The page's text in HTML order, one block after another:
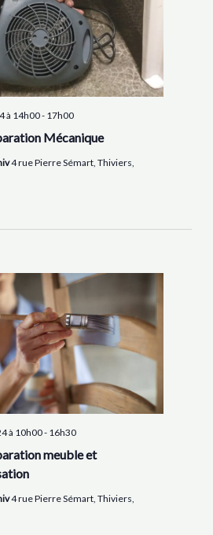
Mécanique
à 14h00- 17h00
4 rue Pierre Sémart, Thiviers,
meuble et
à 10h00- 16h30
4 rue Pierre Sémart, Thiviers,